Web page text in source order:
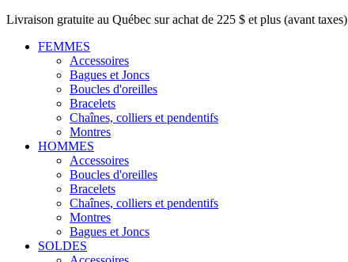
Livraison gratuite au Québec sur achat de 225 $ et plus (avant taxes)
FEMMES
Accessoires
Bagues et Joncs
Boucles d'oreilles
Bracelets
Chaînes, colliers et pendentifs
Montres
HOMMES
Accessoires
Boucles d'oreilles
Bracelets
Chaînes, colliers et pendentifs
Montres
Bagues et Joncs
SOLDES